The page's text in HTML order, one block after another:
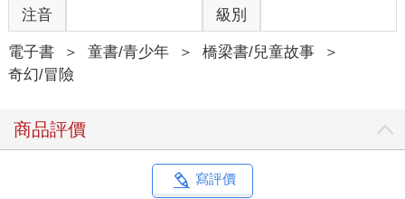
待的時光特別難熬，有時候他會告訴自己：芭希交代有急事可以
聯絡她，搞不好這只手錶根本就壞了，這應該算是急事，可以召
喚她吧？
想是這麼想，但真要召喚，志典也毫無頭緒──這段日子以來，他
黑。
「嘿，智多星，還沒解出手錶的祕密嗎？」
「噓──小聲點啦！」志典張大眼睛，用力的瞪著阿尚。
注音 級別
電子書 ＞ 童書/青少年 ＞ 橋梁書/兒童故事
＞
奇幻/冒險
商品評價
寫評價